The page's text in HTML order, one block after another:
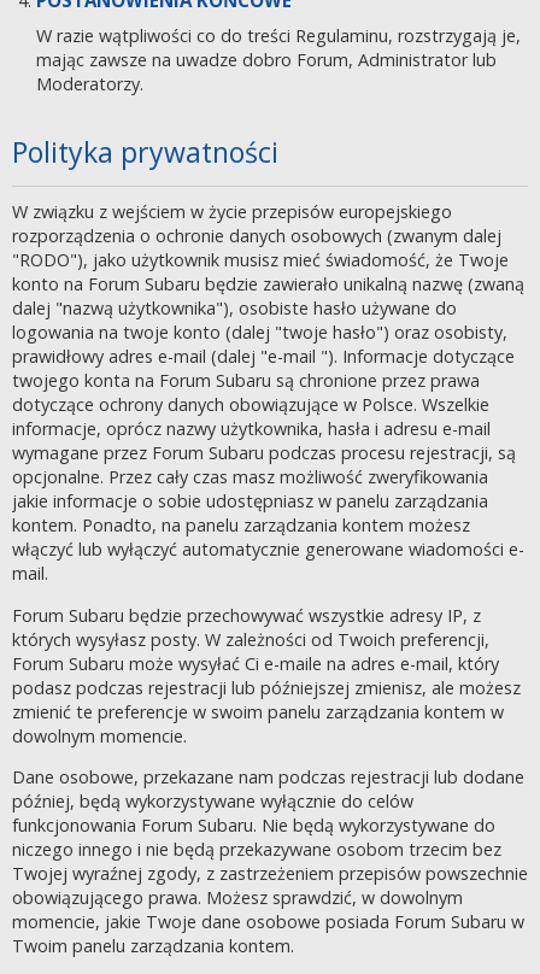
W razie wątpliwości co do treści Regulaminu, rozstrzygają je,
mając zawsze na uwadze dobro Forum, Administrator lub
Moderatorzy.
Polityka prywatności
W związku z wejściem w życie przepisów europejskiego
rozporządzenia o ochronie danych osobowych (zwanym dalej
"RODO"), jako użytkownik musisz mieć świadomość, że Twoje
konto na Forum Subaru będzie zawierało unikalną nazwę (zwaną
dalej "nazwą użytkownika"), osobiste hasło używane do
logowania na twoje konto (dalej "twoje hasło") oraz osobisty,
prawidłowy adres e-mail (dalej "e-mail "). Informacje dotyczące
twojego konta na Forum Subaru są chronione przez prawa
dotyczące ochrony danych obowiązujące w Polsce. Wszelkie
informacje, oprócz nazwy użytkownika, hasła i adresu e-mail
wymagane przez Forum Subaru podczas procesu rejestracji, są
opcjonalne. Przez cały czas masz możliwość zweryfikowania
jakie informacje o sobie udostępniasz w panelu zarządzania
kontem. Ponadto, na panelu zarządzania kontem możesz
włączyć lub wyłączyć automatycznie generowane wiadomości e-
mail.
Forum Subaru będzie przechowywać wszystkie adresy IP, z
których wysyłasz posty. W zależności od Twoich preferencji,
Forum Subaru może wysyłać Ci e-maile na adres e-mail, który
podasz podczas rejestracji lub późniejszej zmienisz, ale możesz
zmienić te preferencje w swoim panelu zarządzania kontem w
dowolnym momencie.
Dane osobowe, przekazane nam podczas rejestracji lub dodane
później, będą wykorzystywane wyłącznie do celów
funkcjonowania Forum Subaru. Nie będą wykorzystywane do
niczego innego i nie będą przekazywane osobom trzecim bez
Twojej wyraźnej zgody, z zastrzeżeniem przepisów powszechnie
obowiązującego prawa. Możesz sprawdzić, w dowolnym
momencie, jakie Twoje dane osobowe posiada Forum Subaru w
Twoim panelu zarządzania kontem.